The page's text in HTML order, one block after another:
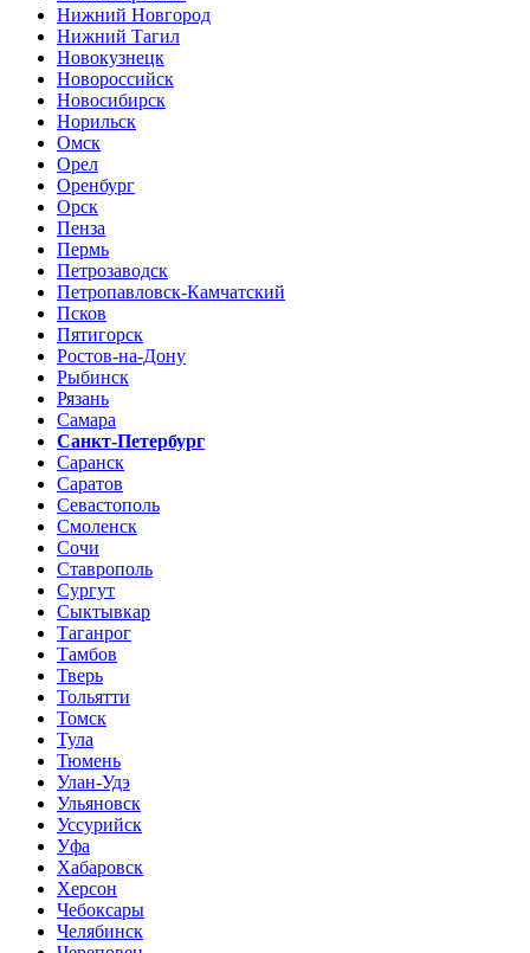
Нижний Новгород
Нижний Тагил
Новокузнецк
Новороссийск
Новосибирск
Норильск
Омск
Орел
Оренбург
Орск
Пенза
Пермь
Петрозаводск
Петропавловск-Камчатский
Псков
Пятигорск
Ростов-на-Дону
Рыбинск
Рязань
Самара
Санкт-Петербург
Саранск
Саратов
Севастополь
Смоленск
Сочи
Ставрополь
Сургут
Сыктывкар
Таганрог
Тамбов
Тверь
Тольятти
Томск
Тула
Тюмень
Улан-Удэ
Ульяновск
Уссурийск
Уфа
Хабаровск
Херсон
Чебоксары
Челябинск